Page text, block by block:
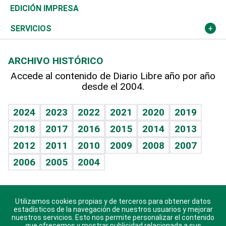
Caribe
Resto del mundo
Global y variable
Economía personal
Novedades
Podcast Arte Libre
Hablando con el pediatra
Vida y familia
Eñe
Celebrando la vida
Sin complejos
En pocas palabras
Escuchando al corazón
Olimpismo
Más deportes
TBT Deportivo
Noticiero Poteleche
Columnistas
Más firmas
Martes de tecnología
Cambio climático
Deportes
Opinión
Hecho en casa
Guía del dinero
EDICIÓN IMPRESA
SERVICIOS
Cumpleaños
Horóscopos
Crucigramas
ARCHIVO HISTÓRICO
Accede al contenido de Diario Libre año por año
desde el 2004.
2024 2023 2022 2021 2020
2019
2018
2017 2016 2015 2014
2013
2012
2011 2010 2009 2008
2007
2006
2005 2004
Descarga nuestras aplicaciones para Android, iOS y
sistema Huawei.
Utilizamos cookies propias y de terceros para obtener datos
estadísticos de la navegación de nuestros usuarios y mejorar
nuestros servicios. Esto nos permite personalizar el contenido